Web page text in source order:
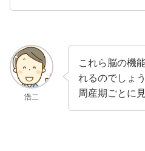
浩二
これら脳の機
れるのでしょう
周産期ごとに